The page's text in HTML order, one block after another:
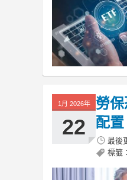
1月 2026年
22
勞
配置
最後
標籤：